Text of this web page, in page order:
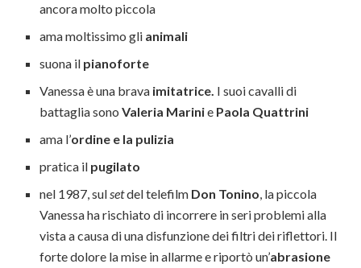
ancora molto piccola
ama moltissimo gli animali
suona il pianoforte
Vanessa è una brava imitatrice. I suoi cavalli di
battaglia sonoValeria Marinie Paola Quattrini
ama l’ordine e la pulizia
pratica il pugilato
nel 1987, sulsetdel telefilm Don Tonino, la piccola
Vanessa ha rischiato di incorrere in seri problemi alla
vista a causa di una disfunzione dei filtri dei riflettori. Il
forte dolore la mise in allarme e riportò un’abrasione